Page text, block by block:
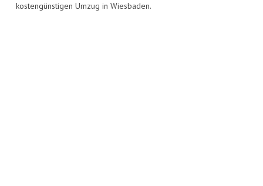
kostengünstigen Umzug in Wiesbaden.